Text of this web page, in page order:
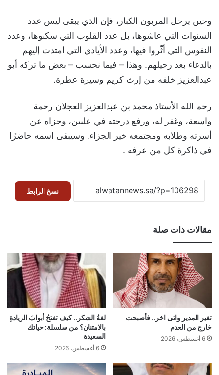
وحين يرحل المربون الكبار، فإن الذي يبقى ليس عدد
السنوات التي عاشوها، بل عدد القلوب التي سكنوها، وعدد
النفوس التي أثّروا فيها، وعدد الأيادي التي امتدت إليهم
بالدعاء بعد رحيلهم. وهذا – فيما نحسب – بعض ما تركه أبو
عبدالعزيز خلفه من إرث كريم وسيرة عطرة.
رحم الله الأستاذ محمد بن عبدالعزيز العجلان رحمة
واسعة، وغفر له، ورفع درجته في عليين، وجزاه عن
أسرته وطلابه ومجتمعه خير الجزاء. وسيبقى اسمه حاضرًا
في ذاكرة كل من عرفه .
نسخ الرابط
مقالات ذات صلة
تغير المدير واتى اخر.. فأصبحت
خارج من العدم
6 أغسطس، 2026
لغةُ الشكر.. كيف تفتحُ أبوابَ الزيادةِ
بالامتنان؟ من سلسلة: حياتك
السعيدة
6 أغسطس، 2026